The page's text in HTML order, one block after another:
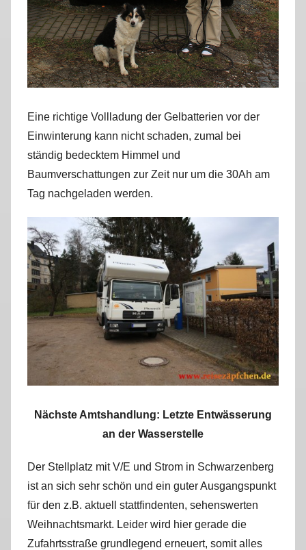
Eine richtige Vollladung der Gelbatterien vor der
Einwinterung kann nicht schaden, zumal bei
ständig bedecktem Himmel und
Baumverschattungen zur Zeit nur um die 30Ah am
Tag nachgeladen werden.
Nächste Amtshandlung: Letzte Entwässerung
an der Wasserstelle
Der Stellplatz mit V/E und Strom in Schwarzenberg
ist an sich sehr schön und ein guter Ausgangspunkt
für den z.B. aktuell stattfindenten, sehenswerten
Weihnachtsmarkt. Leider wird hier gerade die
Zufahrtsstraße grundlegend erneuert, somit alles